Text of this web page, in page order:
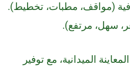
(مواقف، مطبات، تخطيط).
سهل، مرتفع).
الميدانية، مع توفير